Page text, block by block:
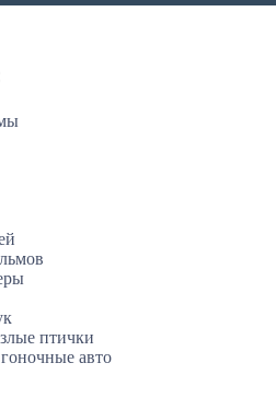
птички
авто